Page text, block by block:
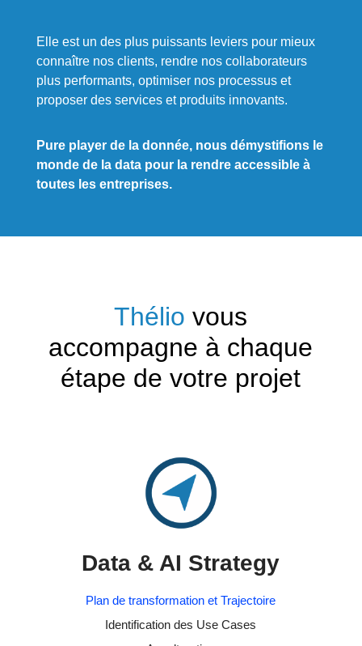
Elle est un des plus puissants leviers pour mieux
connaître nos clients, rendre nos collaborateurs
plus performants, optimiser nos processus et
proposer des services et produits innovants.
Pure player de la donnée, nous démystifions le
monde de la data pour la rendre accessible à
toutes les entreprises.
Théliovous
accompagne à chaque
étape de votre projet
Data & AI Strategy
Plan de transformation et Trajectoire
Identification des Use Cases